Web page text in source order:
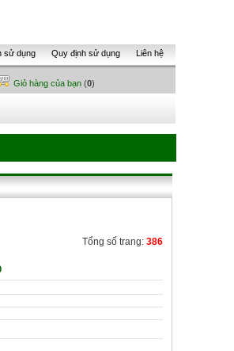
sử dụng Quy định sử dụng Liên hệ
Giỏ hàng của bạn (0)
Tổng số trang: 386